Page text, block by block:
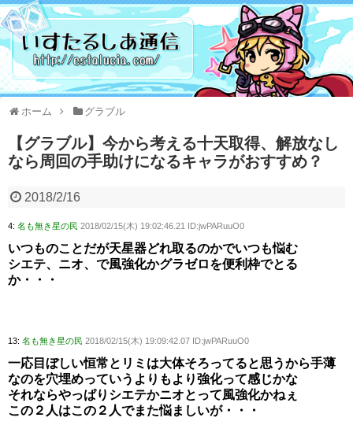
ホーム グラブル
【グラブル】今から考える十天取得、解放なし
なら周回の手助けになるキャラがおすすめ？
2018/2/16
4: 名も無き星の民 2018/02/15(木) 19:02:46.21 ID:jwPARuuO0
いつものことだが天星器どれ取るのかでいつも悩む
シエテ、ニオ、で風強化かグラゼロを便利枠でとる
か・・・
13: 名も無き星の民 2018/02/15(木) 19:09:42.07 ID:jwPARuuO0
一応目ぼしい恒常とリミは大体そろってると思うから手薄
なのを穴埋めっていうよりもより強化って感じかな
それならやっぱりシエテかニオとって風強化かねぇ
この２人はこの２人でまた悩ましいが・・・